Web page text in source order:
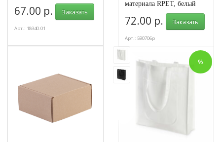
67.00 р. Заказать
Арт.: 18940.01
материала RPET, белый
72.00 р. Заказать
Арт.: 590706p
%